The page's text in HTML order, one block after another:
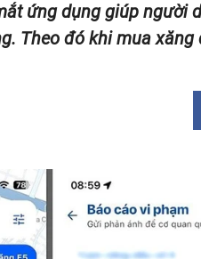
ứng dụng giúp người
Theo đó khi mua xăng